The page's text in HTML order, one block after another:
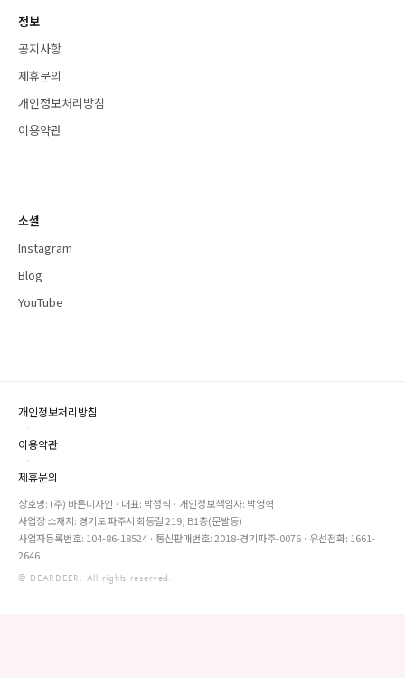
정보
공지사항
제휴문의
개인정보처리방침
이용약관
소셜
Instagram
Blog
YouTube
개인정보처리방침
·
이용약관
·
제휴문의
상호명: (주) 바른디자인 · 대표: 박정식 · 개인정보책임자: 박영혁
사업장 소재지: 경기도 파주시 회동길 219, B1층(문발동)
사업자등록번호: 104-86-18524 · 통신판매번호: 2018-경기파주-0076 · 유선전화: 1661-
2646
© DEARDEER. All rights reserved.